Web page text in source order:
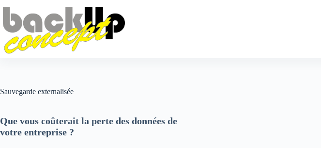
Sauvegarde externalisée
Que vous coûterait la perte des données de
votre entreprise ?